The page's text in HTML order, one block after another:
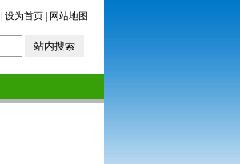
设为首页| 网站地图